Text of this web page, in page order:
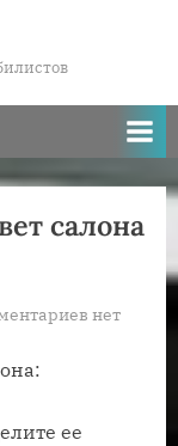
салона
кнет
ее